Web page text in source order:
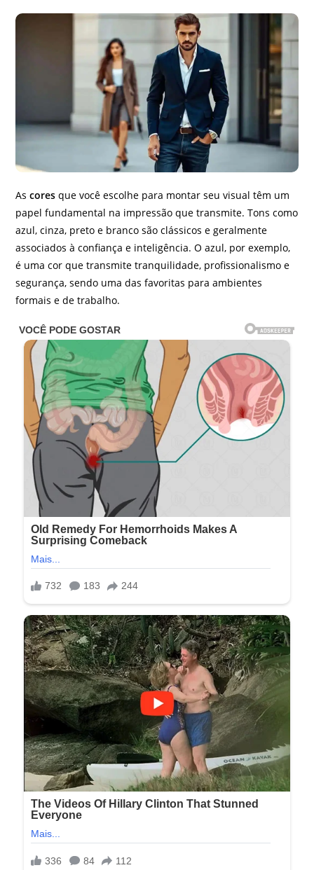
Ascores que você escolhe para montar seu visual têm um
papel fundamental na impressão que transmite. Tons como
azul, cinza, preto e branco são clássicos e geralmente
associados à confiança e inteligência. O azul, por exemplo,
é uma cor que transmite tranquilidade, profissionalismo e
segurança, sendo uma das favoritas para ambientes
formais e de trabalho.